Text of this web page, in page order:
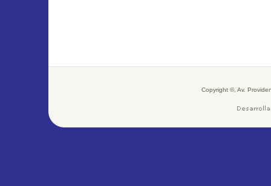
Copyright ©, Av.